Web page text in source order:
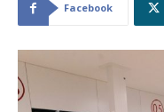
Facebook